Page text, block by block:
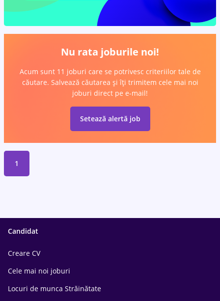
Nu rata joburile noi!
Acum sunt 11 joburi care se potrivesc criteriilor tale de
căutare. Salvează căutarea și îți trimitem cele mai noi
joburi direct pe e-mail!
Setează alertă job
1
Candidat
Creare CV
Cele mai noi joburi
Locuri de munca Străinătate